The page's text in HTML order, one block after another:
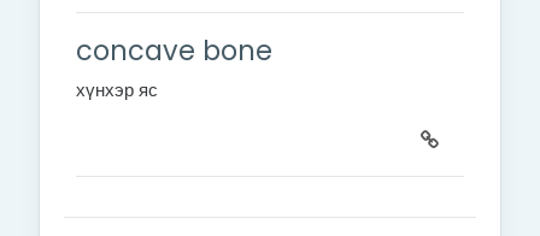
concave bone
хүнхэр яс